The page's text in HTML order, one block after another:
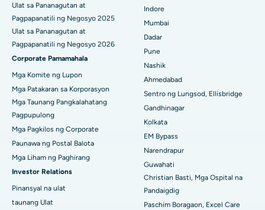
Pinakamahusay na Ospital sa Seshadripuram, Bangalore
Pinakamahusay na Ospital sa Waltair Main Road, Visakhapatnam
Pinakamahusay na Ospital sa Subhash Nagar Road, Karimnagar
Pinakamahusay na Ospital sa Managari, Karaikudi
Pinakamahusay na Ospital sa Arepally, Warangal
Pinakamahusay na Ospital sa Arera Colony, Bhopal
Pinakamahusay na Ospital sa Jayanagar, Bangalore
Pinakamahusay na Ospital sa KK Nagar, Madurai
Pinakamahusay na Ospital sa Ramji Nagar, Nellore
Ulat sa Pananagutan at
Pagpapanatili ng Negosyo 2025
Ulat sa Pananagutan at
Pagpapanatili ng Negosyo 2026
Corporate Pamamahala
Mga Komite ng Lupon
Mga Patakaran sa Korporasyon
Mga Taunang Pangkalahatang
Pagpupulong
Mga Pagkilos ng Corporate
Paunawa ng Postal Balota
Mga Liham ng Paghirang
Investor Relations
Pinansyal na ulat
taunang Ulat
Indore
Mumbai
Dadar
Pune
Nashik
Ahmedabad
Sentro ng Lungsod, Ellisbridge
Gandhinagar
Kolkata
EM Bypass
Narendrapur
Guwahati
Christian Basti, Mga Ospital na
Pandaigdig
Paschim Boragaon, Excel Care